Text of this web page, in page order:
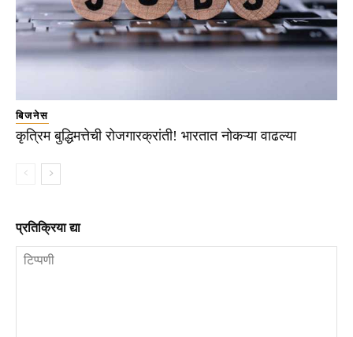
बिजनेस
कृत्रिम बुद्धिमत्तेची रोजगारक्रांती! भारतात नोकऱ्या वाढल्या
प्रतिक्रिया द्या